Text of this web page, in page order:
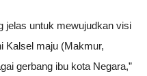
jelas untuk mewujudkan visi
Kalsel maju (Makmur,
gerbang ibu kota Negara,”